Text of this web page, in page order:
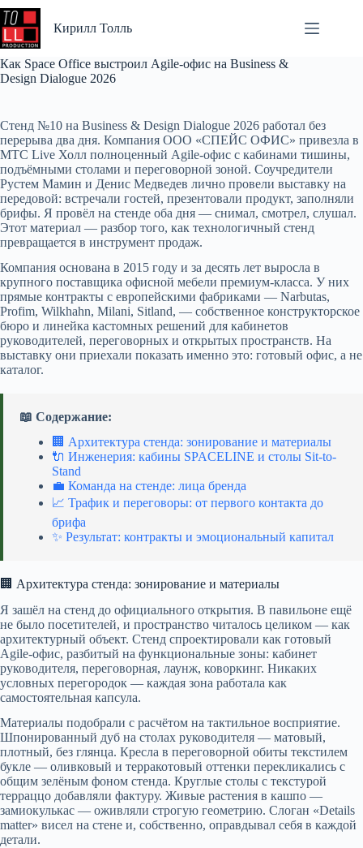
Перейти
к
Кирилл Толль
Как Space Office выстроил Agile-офис на Business &
Design Dialogue 2026
Стенд №10 на Business & Design Dialogue 2026 работал без
перерыва два дня. Компания ООО «СПЕЙС ОФИС» привезла в
МТС Live Холл полноценный Agile-офис с кабинами тишины,
подъёмными столами и переговорной зоной. Соучредители
Рустем Мамин и Денис Медведев лично провели выставку на
передовой: встречали гостей, презентовали продукт, заполняли
брифы. Я провёл на стенде оба дня — снимал, смотрел, слушал.
Этот материал — разбор того, как технологичный стенд
превращается в инструмент продаж.
Компания основана в 2015 году и за десять лет выросла в
крупного поставщика офисной мебели премиум-класса. У них
прямые контракты с европейскими фабриками — Narbutas,
Profim, Wilkhahn, Milani, Sitland, — собственное конструкторское
бюро и линейка кастомных решений для кабинетов
руководителей, переговорных и открытых пространств. На
выставку они приехали показать именно это: готовый офис, а не
каталог.
📖 Содержание:
🏢 Архитектура стенда: зонирование и материалы
🔌 Инженерия: кабины SPACELINE и столы Sit-to-
Stand
💼 Команда на стенде: лица бренда
📈 Трафик и переговоры: от первого контакта до
брифа
✨ Результат: контракты и эмоциональный капитал
🏢 Архитектура стенда: зонирование и материалы
Я зашёл на стенд до официального открытия. В павильоне ещё
не было посетителей, и пространство читалось целиком — как
архитектурный объект. Стенд спроектировали как готовый
Agile-офис, разбитый на функциональные зоны: кабинет
руководителя, переговорная, лаунж, коворкинг. Никаких
условных перегородок — каждая зона работала как
самостоятельная капсула.
Материалы подобрали с расчётом на тактильное восприятие.
Шпонированный дуб на столах руководителя — матовый,
плотный, без глянца. Кресла в переговорной обиты текстилем
букле — оливковый и терракотовый оттенки перекликались с
общим зелёным фоном стенда. Круглые столы с текстурой
терраццо добавляли фактуру. Живые растения в кашпо —
замиокулькас — оживляли строгую геометрию. Слоган «Details
matter» висел на стене и, собственно, оправдывал себя в каждой
детали.